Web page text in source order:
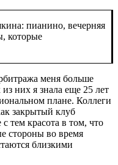
пианино, вечерняя
которые
меня больше
них я знала еще 25 лет
плане. Коллеги
закрытый клуб
тем красота в том, что
стороны во время
близкими